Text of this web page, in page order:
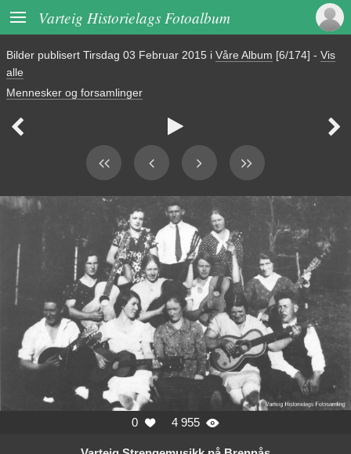
 Varteig Historielags Fotoalbum
Bilder publisert Tirsdag 03 Februar 2015 i Våre Album [6/174] - Vis
alle
Mennesker og forsamlinger
  
0  4 955 